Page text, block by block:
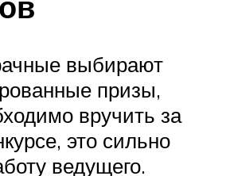
выбирают
призы,
вручить за
это сильно
ведущего.